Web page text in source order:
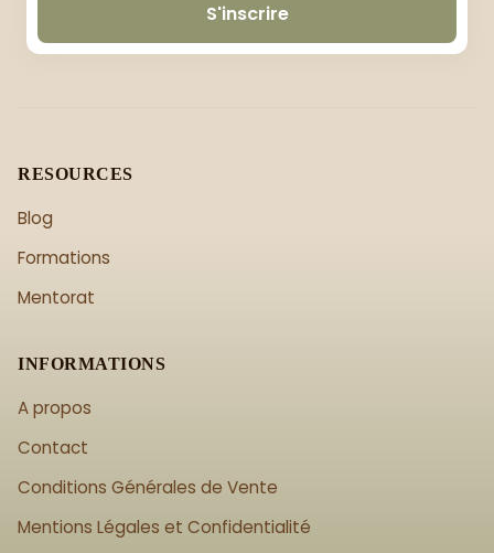
S'inscrire
RESOURCES
Blog
Formations
Mentorat
INFORMATIONS
A propos
Contact
Conditions Générales de Vente
Mentions Légales et Confidentialité